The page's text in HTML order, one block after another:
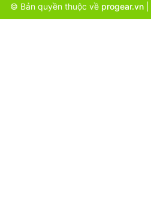
© Bản quyền thuộc về progear.vn